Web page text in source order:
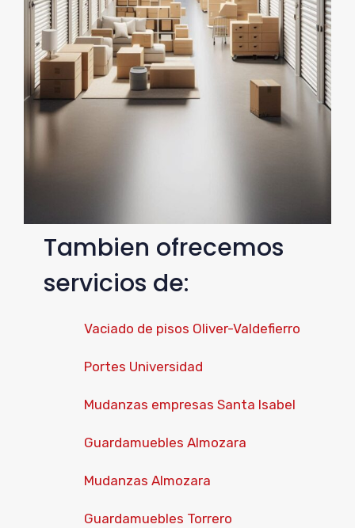
Tambien ofrecemos
servicios de:
Vaciado de pisos Oliver-Valdefierro
Portes Universidad
Mudanzas empresas Santa Isabel
Guardamuebles Almozara
Mudanzas Almozara
Guardamuebles Torrero